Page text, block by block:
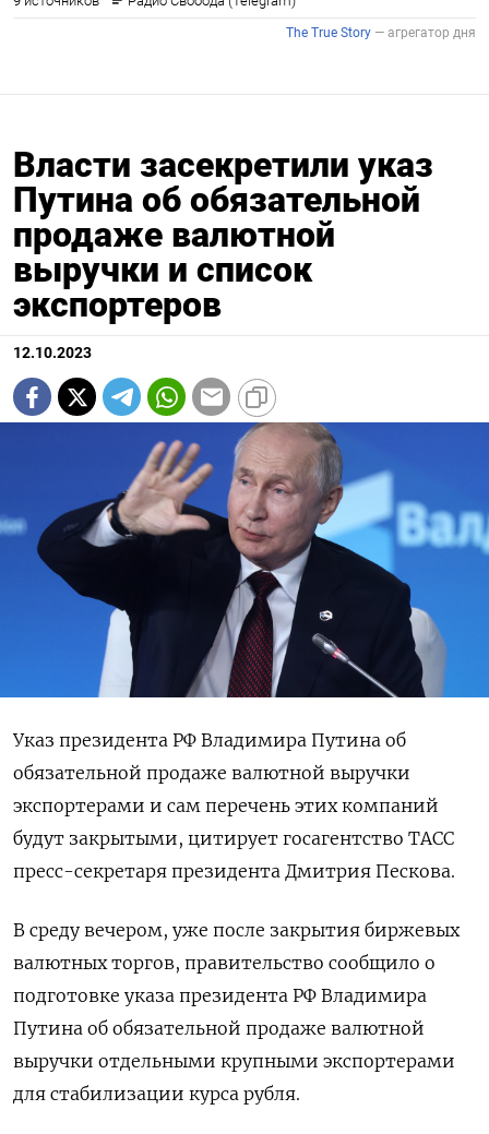
Власти засекретили указ
Путина об обязательной
продаже валютной
выручки и список
экспортеров
12.10.2023
Указ президента РФ Владимира Путина об
обязательной продаже валютной выручки
экспортерами и сам перечень этих компаний
будут закрытыми, цитирует госагентство ТАСС
пресс-секретаря президента Дмитрия Пескова.
В среду вечером, уже после закрытия биржевых
валютных торгов, правительство сообщило о
подготовке указа президента РФ Владимира
Путина об обязательной продаже валютной
выручки отдельными крупными экспортерами
для стабилизации курса рубля.